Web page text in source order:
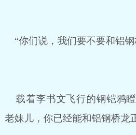
“你们说，我们要不要和铝钢
载着李书文飞行的钢铠鸦瞪
老妹儿，你已经能和铝钢桥龙